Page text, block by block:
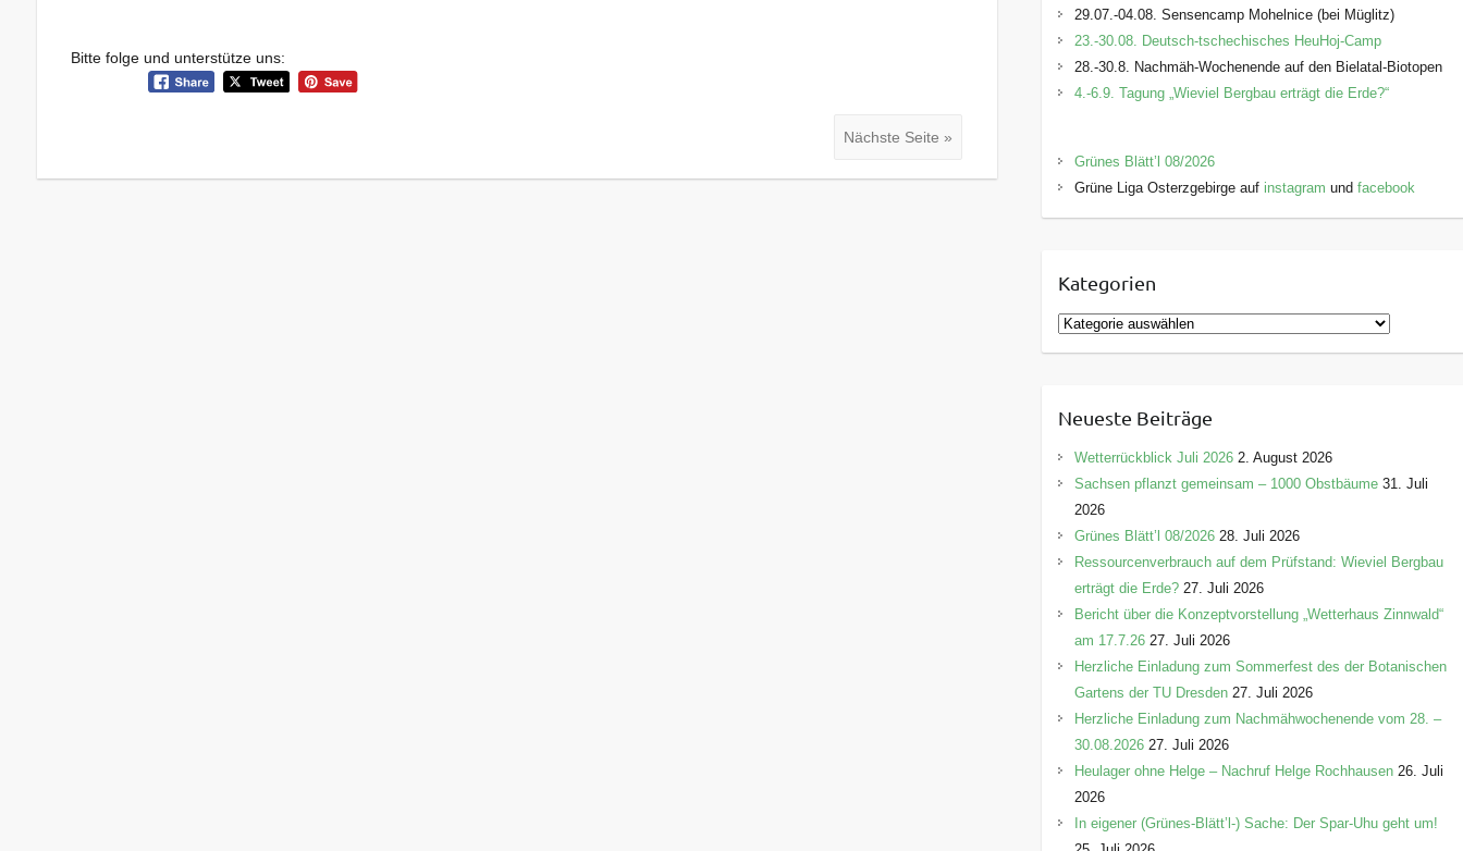
Bitte folge und unterstütze uns:
Nächste Seite »
29.07.-04.08. Sensencamp Mohelnice (bei Müglitz)
23.-30.08. Deutsch-tschechisches HeuHoj-Camp
28.-30.8. Nachmäh-Wochenende auf den Bielatal-Biotopen
4.-6.9. Tagung „Wieviel Bergbau erträgt die Erde?“
Grünes Blätt’l 08/2026
Grüne Liga Osterzgebirge auf instagram und facebook
Kategorien
K
a
g
o
r
e
n
Neueste Beiträge
Wetterrückblick Juli 2026 2. August 2026
Sachsen pflanzt gemeinsam – 1000 Obstbäume 31. Juli
2026
Grünes Blätt’l 08/2026 28. Juli 2026
Ressourcenverbrauch auf dem Prüfstand: Wieviel Bergbau
erträgt die Erde? 27. Juli 2026
Bericht über die Konzeptvorstellung „Wetterhaus Zinnwald“
am 17.7.26 27. Juli 2026
Herzliche Einladung zum Sommerfest des der Botanischen
Gartens der TU Dresden 27. Juli 2026
Herzliche Einladung zum Nachmähwochenende vom 28. –
30.08.2026 27. Juli 2026
Heulager ohne Helge – Nachruf Helge Rochhausen 26. Juli
2026
In eigener (Grünes-Blätt’l-) Sache: Der Spar-Uhu geht um!